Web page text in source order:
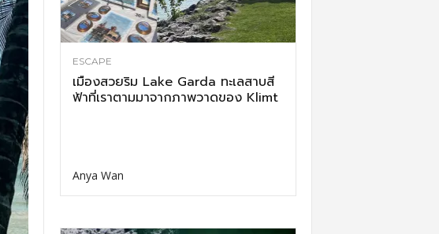
ESCAPE
เมืองสวยริม Lake Garda ทะเลสาบสี
ฟ้าที่เราตามมาจากภาพวาดของ Klimt
Anya Wan